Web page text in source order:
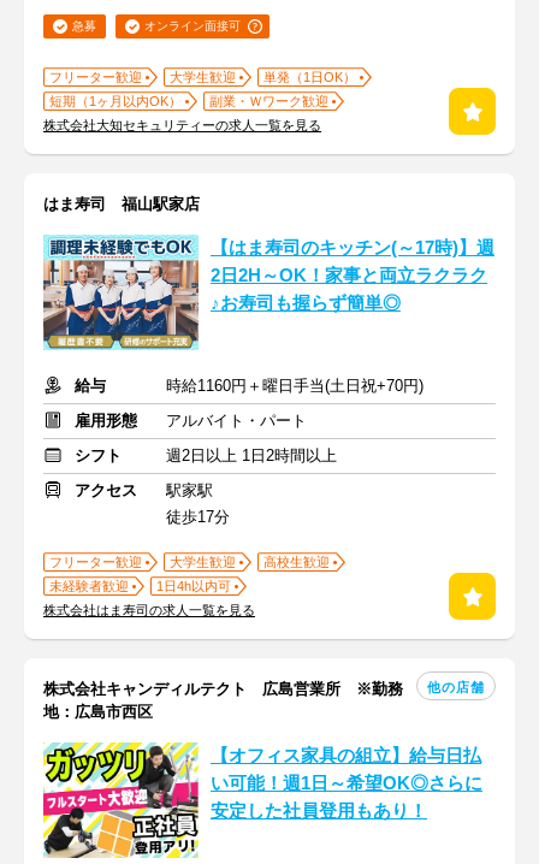
急募 オンライン面接可
フリーター歓迎 大学生歓迎
単発（1日OK）
短期（1ヶ月以内OK）
副業・Ｗワーク歓迎
株式会社大知セキュリティーの求人一覧を見る
はま寿司 福山駅家店
【はま寿司のキッチン(～17時)】週
2日2H～OK！家事と両立ラクラク
♪お寿司も握らず簡単◎
給与
時給1160円＋曜日手当(土日祝+70円)
雇用形態
アルバイト・パート
シフト
週2日以上 1日2時間以上
アクセス
駅家駅
徒歩17分
フリーター歓迎 大学生歓迎
高校生歓迎
未経験者歓迎
1日4h以内可
株式会社はま寿司の求人一覧を見る
株式会社キャンディルテクト 広島営業所 ※勤務
地：広島市西区
他の店舗
【オフィス家具の組立】給与日払
い可能！週1日～希望OK◎さらに
安定した社員登用もあり！